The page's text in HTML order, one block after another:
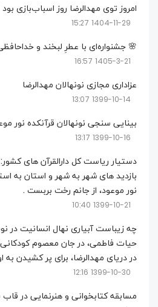
امروز توی مهدالرضا روز اسباب‌بازی
1404-11-29 15:27
🌸 جشنواره‌ای با عطرِ لبخند و
1405-3-21 16:57
عزاداری مجازی نونهالان مهدالرضا
1399-10-14 13:07
بینایی سنجی نونهالان قرآنکده نور
1399-10-16 13:17
دستیار ریاست کل دارالقرآن های
بازدید های شهر به شهر و استان به
نور موعود، از جانم رخت بربست .
1399-10-21 10:40
چه زیباست آبیاری نهال انسانیت در
حیات فاطمی، در جان معصوم
در دریای مهدالرضا، برای پر کشیدن به
1399-10-30 12:16
مسابقه کتابخوانی و هنرنمایی در